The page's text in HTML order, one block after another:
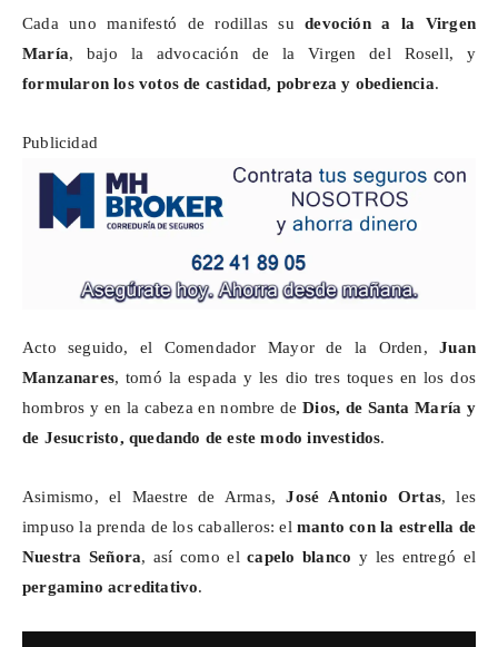
Cada uno manifestó de rodillas sudevoción a la Virgen
María, bajo la advocación de la Virgen del Rosell, y
formularon los votos de castidad, pobreza y obediencia.
Publicidad
Acto seguido, el Comendador Mayor de la Orden,Juan
Manzanares, tomó la espada y les dio tres toques en los dos
hombros y en la cabeza en nombre deDios, de Santa María y
de Jesucristo, quedando de este modo investidos.
Asimismo, el Maestre de Armas,José Antonio Ortas, les
impuso la prenda de los caballeros: elmanto con la estrella de
Nuestra Señora, así como elcapelo blanco y les entregó el
pergamino acreditativo.